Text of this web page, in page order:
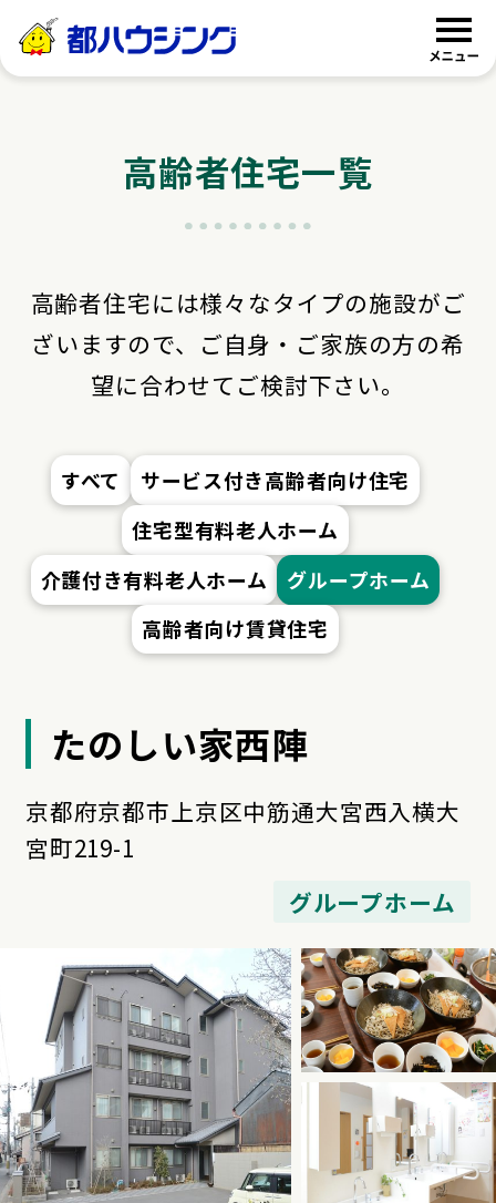
都ハウジング
高齢者住宅一覧
高齢者住宅には様々なタイプの施設がご
ざいますので、 ご自身・ご家族の方の希
望に合わせてご検討下さい。
すべて
サービス付き高齢者向け住宅
住宅型有料老人ホーム
介護付き有料老人ホーム
グループホーム
高齢者向け賃貸住宅
たのしい家西陣
京都府京都市上京区中筋通大宮西入横大
宮町219-1
グループホーム